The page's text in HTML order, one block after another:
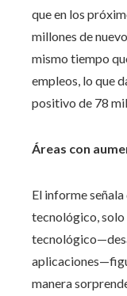
que en los
millones de
mismo tiempo
empleos, lo que
positivo de 78
Áreas con
El informe
tecnológico,
manera